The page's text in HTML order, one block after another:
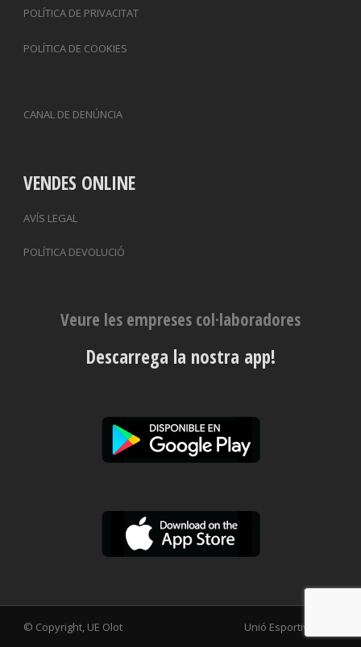
POLÍTICA DE PRIVACITAT
POLÍTICA DE COOKIES
CANAL DE DENÚNCIA
VENDES ONLINE
AVÍS LEGAL
POLÍTICA DEVOLUCIÓ
Veure les empreses col·laboradores
Descarrega la nostra app!
© Copyright, UE Olot Unió Esportiva Olot